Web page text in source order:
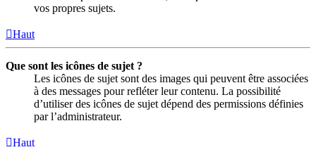
vos propres sujets.
Haut
Que sont les icônes de sujet ?
Les icônes de sujet sont des images qui peuvent être associées
à des messages pour refléter leur contenu. La possibilité
d’utiliser des icônes de sujet dépend des permissions définies
par l’administrateur.
Haut